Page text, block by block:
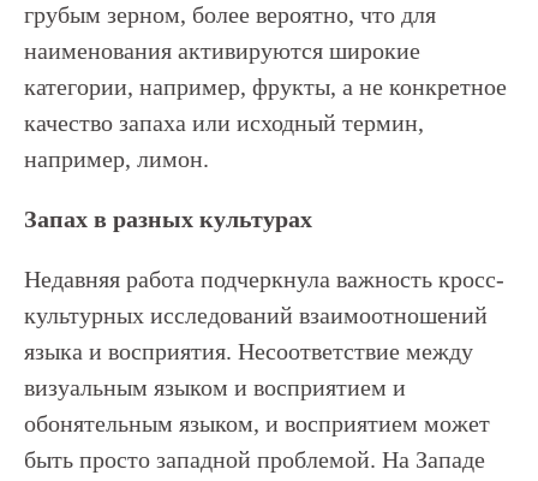
грубым зерном, более вероятно, что для
наименования активируются широкие
категории, например, фрукты, а не конкретное
качество запаха или исходный термин,
например, лимон.
Запах в разных культурах
Недавняя работа подчеркнула важность кросс-
культурных исследований взаимоотношений
языка и восприятия. Несоответствие между
визуальным языком и восприятием и
обонятельным языком, и восприятием может
быть просто западной проблемой. На Западе